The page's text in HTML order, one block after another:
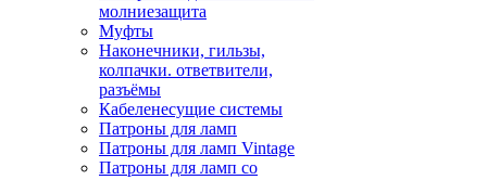
молниезащита
Муфты
Наконечники, гильзы,
колпачки. ответвители,
разъёмы
Кабеленесущие системы
Патроны для ламп
Патроны для ламп Vintage
Патроны для ламп со